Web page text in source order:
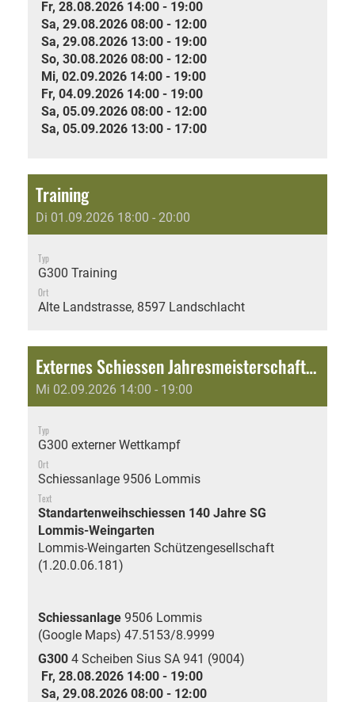
Fr, 28.08.2026 14:00 - 19:00
Sa, 29.08.2026 08:00 - 12:00
Sa, 29.08.2026 13:00 - 19:00
So, 30.08.2026 08:00 - 12:00
Mi, 02.09.2026 14:00 - 19:00
Fr, 04.09.2026 14:00 - 19:00
Sa, 05.09.2026 08:00 - 12:00
Sa, 05.09.2026 13:00 - 17:00
Training
Di 01.09.2026 18:00 - 20:00
Typ
G300 Training
Ort
Alte Landstrasse, 8597 Landschlacht
Externes Schiessen Jahresmeisterschaft: Standartenweihschiessen 140 Jahre SG Lommis-Weingarten
Mi 02.09.2026 14:00 - 19:00
Typ
G300 externer Wettkampf
Ort
Schiessanlage 9506 Lommis
Text
Standartenweihschiessen 140 Jahre SG
Lommis-Weingarten
Lommis-Weingarten Schützengesellschaft
(1.20.0.06.181)
Schiessanlage 9506 Lommis
(Google Maps) 47.5153/8.9999
G300 4 Scheiben Sius SA 941 (9004)
Fr, 28.08.2026 14:00 - 19:00
Sa, 29.08.2026 08:00 - 12:00